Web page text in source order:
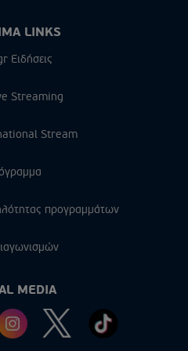
LINKS
Ειδήσεις
Streaming
Stream
προγραμμάτων
MEDIA